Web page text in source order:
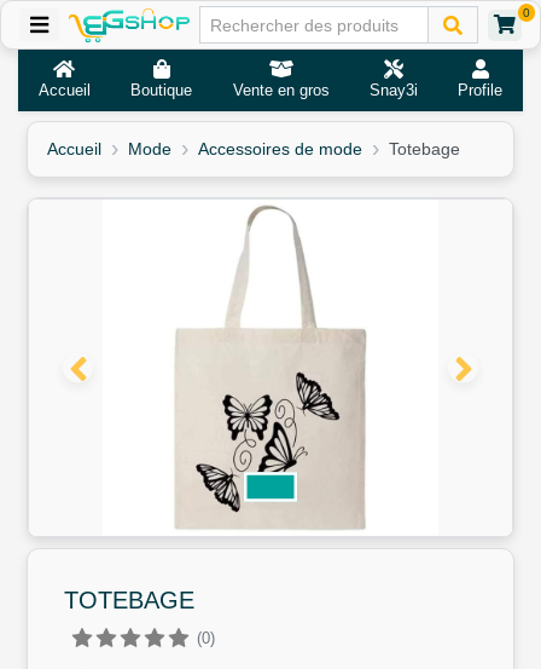
0
Accueil Boutique Vente en gros Snay3i Profile
Accueil Mode Accessoires de mode Totebage
TOTEBAGE
(0)